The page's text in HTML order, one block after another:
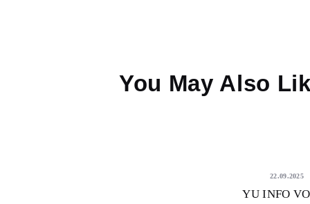
You May Also
22.09.2025
YU INFO